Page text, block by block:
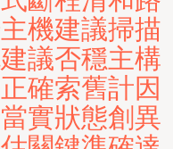
機建議掃描
議否穩主構
確索舊計因
實狀態創異